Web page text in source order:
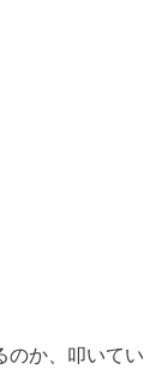
のか、叩いてい